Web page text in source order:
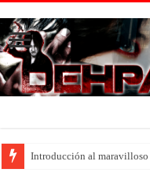
Introducción al maravilloso